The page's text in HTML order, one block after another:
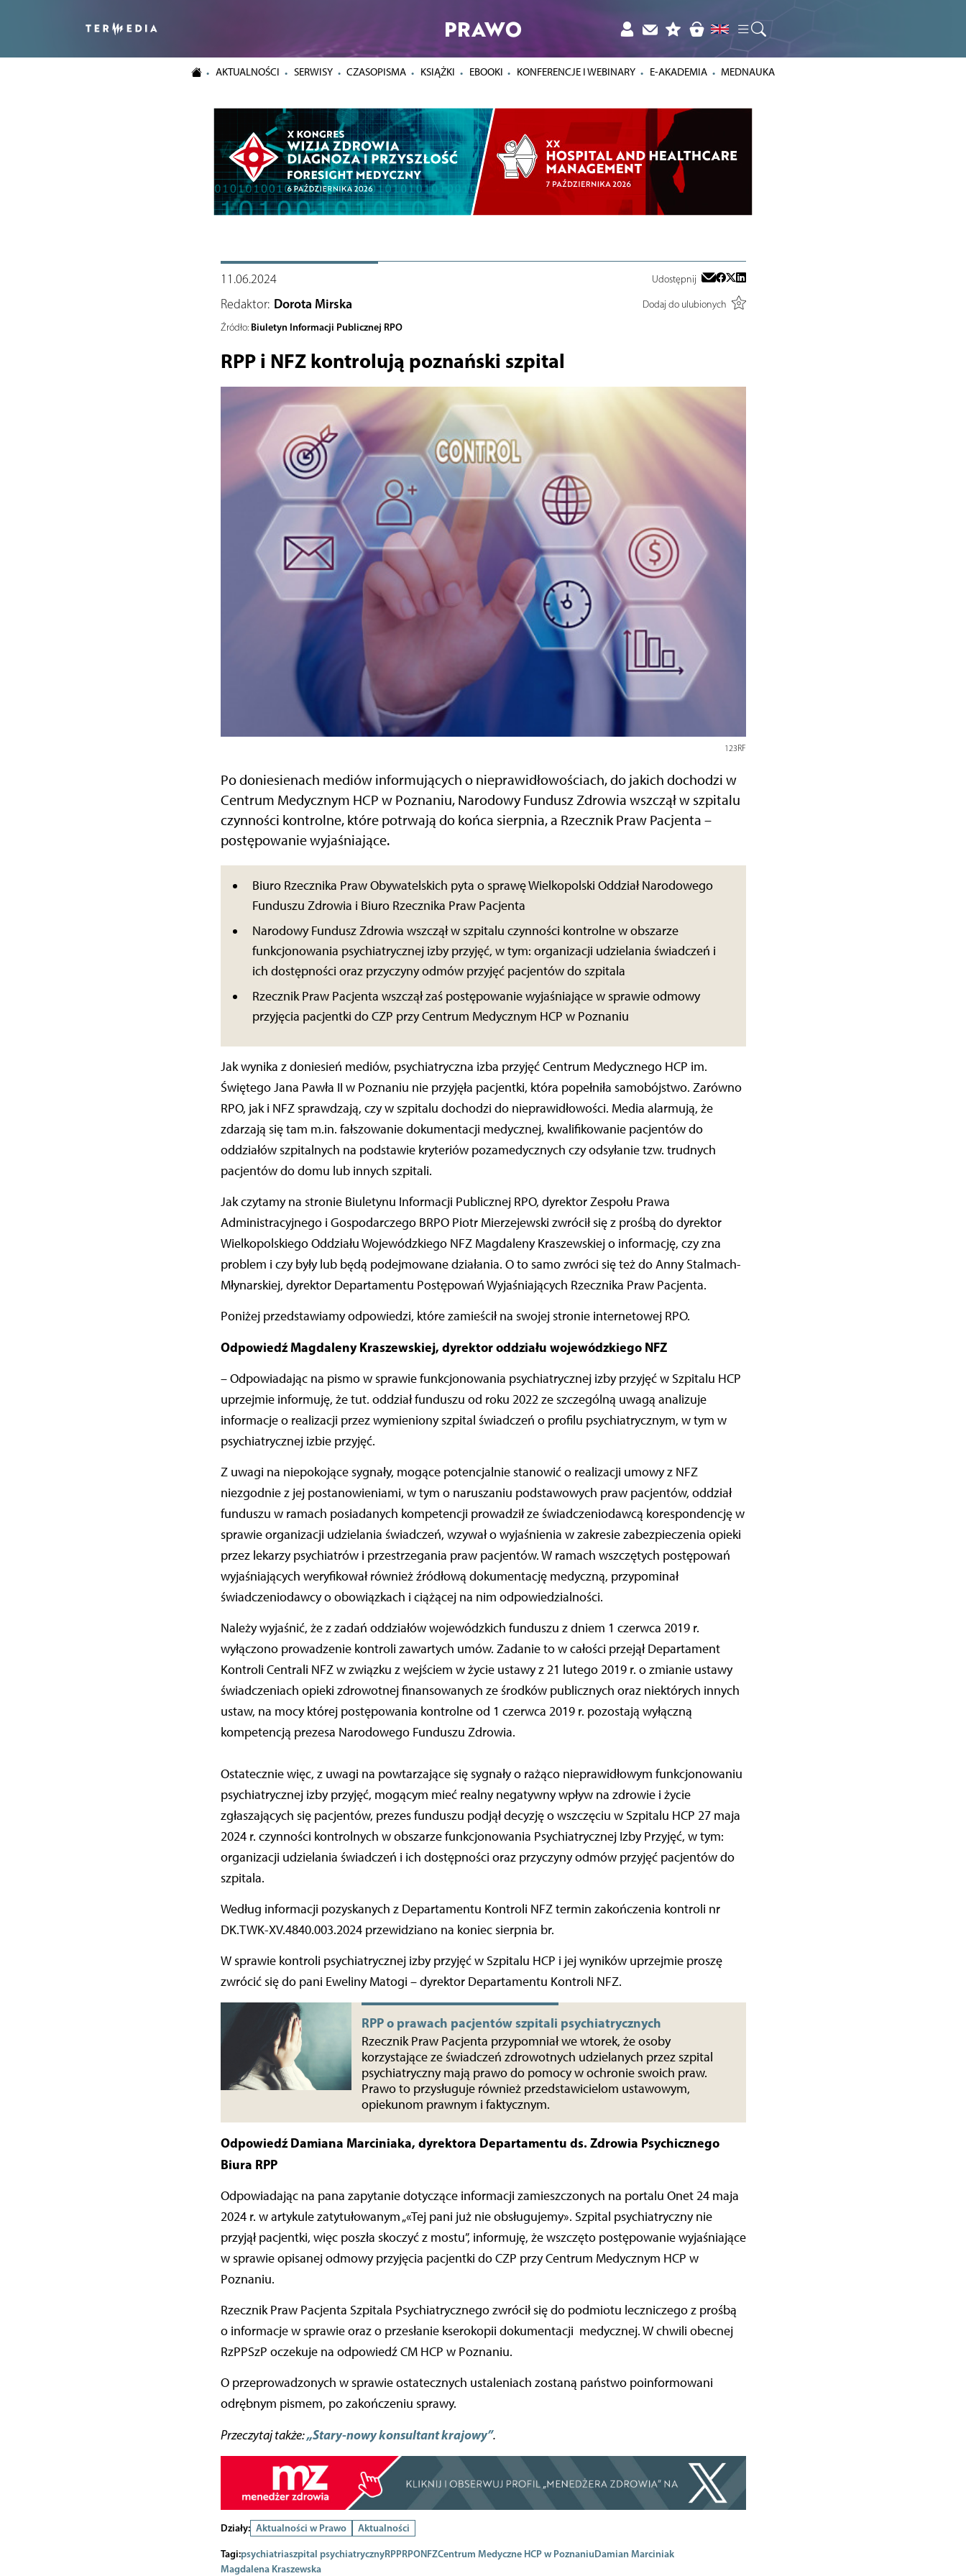
PRAWO
AKTUALNOŚCI SERWISY CZASOPISMA KSIĄŻKI EBOOKI KONFERENCJE I WEBINARY E-AKADEMIA MEDNAUKA
11.06.2024 Udostępnij
Redaktor: Dorota Mirska
Dodaj do ulubionych
Źródło: Biuletyn Informacji Publicznej RPO
RPP i NFZ kontrolują poznański szpital
123RF
Po doniesienach mediów informujących o nieprawidłowościach, do jakich dochodzi w
Centrum Medycznym HCP w Poznaniu, Narodowy Fundusz Zdrowia wszczął w szpitalu
czynności kontrolne, które potrwają do końca sierpnia, a Rzecznik Praw Pacjenta –
postępowanie wyjaśniające.
Biuro Rzecznika Praw Obywatelskich pyta o sprawę Wielkopolski Oddział Narodowego
Funduszu Zdrowia i Biuro Rzecznika Praw Pacjenta
Narodowy Fundusz Zdrowia wszczął w szpitalu czynności kontrolne w obszarze
funkcjonowania psychiatrycznej izby przyjęć, w tym: organizacji udzielania świadczeń i
ich dostępności oraz przyczyny odmów przyjęć pacjentów do szpitala
Rzecznik Praw Pacjenta wszczął zaś postępowanie wyjaśniające w sprawie odmowy
przyjęcia pacjentki do CZP przy Centrum Medycznym HCP w Poznaniu
Jak wynika z doniesień mediów, psychiatryczna izba przyjęć Centrum Medycznego HCP im.
Świętego Jana Pawła II w Poznaniu nie przyjęła pacjentki, która popełniła samobójstwo. Zarówno
RPO, jak i NFZ sprawdzają, czy w szpitalu dochodzi do nieprawidłowości. Media alarmują, że
zdarzają się tam m.in. fałszowanie dokumentacji medycznej, kwalifikowanie pacjentów do
oddziałów szpitalnych na podstawie kryteriów pozamedycznych czy odsyłanie tzw. trudnych
pacjentów do domu lub innych szpitali.
Jak czytamy na stronie Biuletynu Informacji Publicznej RPO, dyrektor Zespołu Prawa
Administracyjnego i Gospodarczego BRPO Piotr Mierzejewski zwrócił się z prośbą do dyrektor
Wielkopolskiego Oddziału Wojewódzkiego NFZ Magdaleny Kraszewskiej o informację, czy zna
problem i czy były lub będą podejmowane działania. O to samo zwróci się też do Anny Stalmach-
Młynarskiej, dyrektor Departamentu Postępowań Wyjaśniających Rzecznika Praw Pacjenta.
Poniżej przedstawiamy odpowiedzi, które zamieścił na swojej stronie internetowej RPO.
Odpowiedź Magdaleny Kraszewskiej, dyrektor oddziału wojewódzkiego NFZ
– Odpowiadając na pismo w sprawie funkcjonowania psychiatrycznej izby przyjęć w Szpitalu HCP
uprzejmie informuję, że tut. oddział funduszu od roku 2022 ze szczególną uwagą analizuje
informacje o realizacji przez wymieniony szpital świadczeń o profilu psychiatrycznym, w tym w
psychiatrycznej izbie przyjęć.
Z uwagi na niepokojące sygnały, mogące potencjalnie stanowić o realizacji umowy z NFZ
niezgodnie z jej postanowieniami, w tym o naruszaniu podstawowych praw pacjentów, oddział
funduszu w ramach posiadanych kompetencji prowadził ze świadczeniodawcą korespondencję w
sprawie organizacji udzielania świadczeń, wzywał o wyjaśnienia w zakresie zabezpieczenia opieki
przez lekarzy psychiatrów i przestrzegania praw pacjentów. W ramach wszczętych postępowań
wyjaśniających weryfikował również źródłową dokumentację medyczną, przypominał
świadczeniodawcy o obowiązkach i ciążącej na nim odpowiedzialności.
Należy wyjaśnić, że z zadań oddziałów wojewódzkich funduszu z dniem 1 czerwca 2019 r.
wyłączono prowadzenie kontroli zawartych umów. Zadanie to w całości przejął Departament
Kontroli Centrali NFZ w związku z wejściem w życie ustawy z 21 lutego 2019 r. o zmianie ustawy
świadczeniach opieki zdrowotnej finansowanych ze środków publicznych oraz niektórych innych
ustaw, na mocy której postępowania kontrolne od 1 czerwca 2019 r. pozostają wyłączną
kompetencją prezesa Narodowego Funduszu Zdrowia.
Ostatecznie więc, z uwagi na powtarzające się sygnały o rażąco nieprawidłowym funkcjonowaniu
psychiatrycznej izby przyjęć, mogącym mieć realny negatywny wpływ na zdrowie i życie
zgłaszających się pacjentów, prezes funduszu podjął decyzję o wszczęciu w Szpitalu HCP 27 maja
2024 r. czynności kontrolnych w obszarze funkcjonowania Psychiatrycznej Izby Przyjęć, w tym:
organizacji udzielania świadczeń i ich dostępności oraz przyczyny odmów przyjęć pacjentów do
szpitala.
Według informacji pozyskanych z Departamentu Kontroli NFZ termin zakończenia kontroli nr
DK.TWK-XV.4840.003.2024 przewidziano na koniec sierpnia br.
W sprawie kontroli psychiatrycznej izby przyjęć w Szpitalu HCP i jej wyników uprzejmie proszę
zwrócić się do pani Eweliny Matogi – dyrektor Departamentu Kontroli NFZ.
RPP o prawach pacjentów szpitali psychiatrycznych
Rzecznik Praw Pacjenta przypomniał we wtorek, że osoby
korzystające ze świadczeń zdrowotnych udzielanych przez szpital
psychiatryczny mają prawo do pomocy w ochronie swoich praw.
Prawo to przysługuje również przedstawicielom ustawowym,
opiekunom prawnym i faktycznym.
Odpowiedź Damiana Marciniaka, dyrektora Departamentu ds. Zdrowia Psychicznego
Biura RPP
Odpowiadając na pana zapytanie dotyczące informacji zamieszczonych na portalu Onet 24 maja
2024 r. w artykule zatytułowanym „«Tej pani już nie obsługujemy». Szpital psychiatryczny nie
przyjął pacjentki, więc poszła skoczyć z mostu”, informuję, że wszczęto postępowanie wyjaśniające
w sprawie opisanej odmowy przyjęcia pacjentki do CZP przy Centrum Medycznym HCP w
Poznaniu.
Rzecznik Praw Pacjenta Szpitala Psychiatrycznego zwrócił się do podmiotu leczniczego z prośbą
o informacje w sprawie oraz o przesłanie kserokopii dokumentacji medycznej. W chwili obecnej
RzPPSzP oczekuje na odpowiedź CM HCP w Poznaniu.
O przeprowadzonych w sprawie ostatecznych ustaleniach zostaną państwo poinformowani
odrębnym pismem, po zakończeniu sprawy.
Przeczytaj także:„Stary-nowy konsultant krajowy”.
Działy: Aktualności w Prawo
Aktualności
Tagi:psychiatriaszpital psychiatrycznyRPPRPONFZCentrum Medyczne HCP w PoznaniuDamian Marciniak
Magdalena Kraszewska